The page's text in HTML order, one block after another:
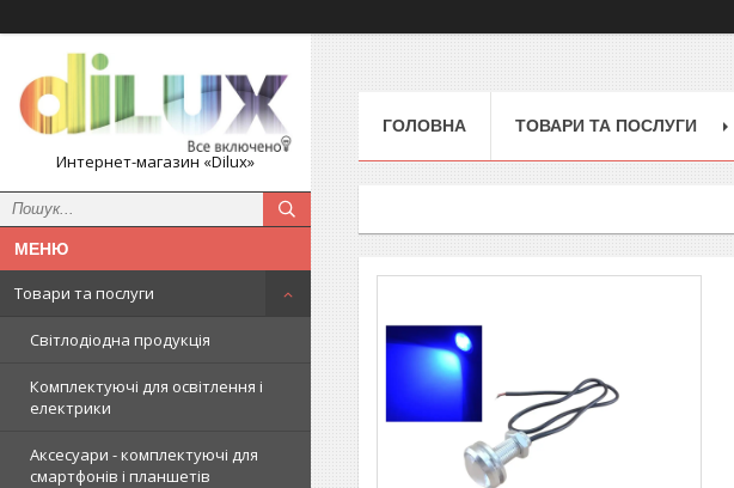
Интернет-магазин «Dilux»
Товари та послуги
Світлодіодна продукція
Комплектуючі для освітлення і
електрики
Аксесуари - комплектуючі для
смартфонів і планшетів
ГОЛОВНА ТОВАРИ ТА ПОСЛУГИ